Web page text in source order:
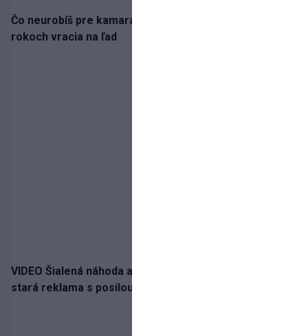
Čo neurobíš pre kamaráta! Marián Hossa sa po troch
rokoch vracia na ľad
VIDEO Šialená náhoda alebo osud? Našla sa 11 rokov
stará reklama s posilou Slovana a trénerom Tourém